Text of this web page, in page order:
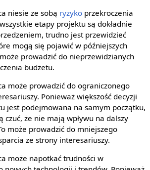
niesie ze sobą ryzykoprzekroczenia
etapy projektu są dokładnie
trudno jest przewidzieć
mogą się pojawić w późniejszych
prowadzić do nieprzewidzianych
budżetu.
może prowadzić do ograniczonego
Ponieważ większość decyzji
jest podejmowana na samym początku,
czuć, że nie mają wpływu na dalszy
może prowadzić do mniejszego
ze strony interesariuszy.
może napotkać trudności w